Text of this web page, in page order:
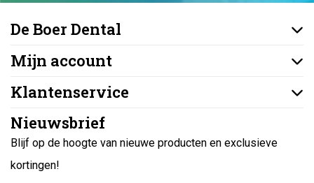
De Boer Dental
Mijn account
Klantenservice
Nieuwsbrief
Blijf op de hoogte van nieuwe producten en exclusieve
kortingen!